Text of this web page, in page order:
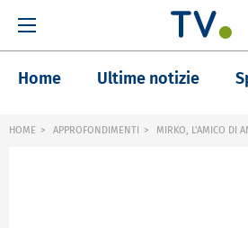
Home Ultime notizie
HOME APPROFONDIMENTI MIRKO, L'AMICO DI